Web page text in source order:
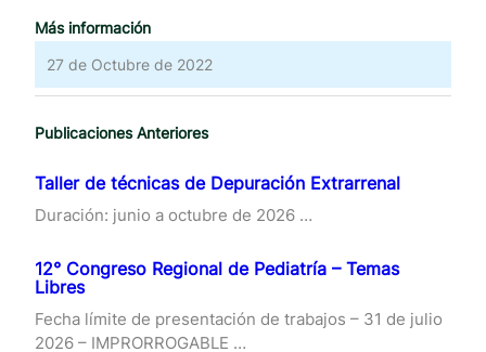
Más información
27 de Octubre de 2022
Publicaciones Anteriores
Taller de técnicas de Depuración Extrarrenal
Duración: junio a octubre de 2026 …
12° Congreso Regional de Pediatría – Temas
Libres
Fecha límite de presentación de trabajos – 31 de julio
2026 – IMPRORROGABLE …